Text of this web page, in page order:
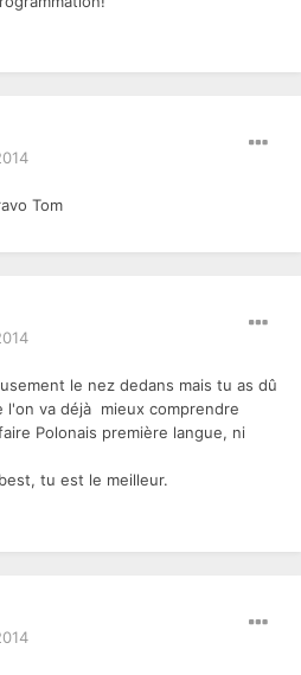
Tom
le nez dedans mais tu as dû
l'on va déjà mieux comprendre
Polonais première langue, ni
tu est le meilleur.